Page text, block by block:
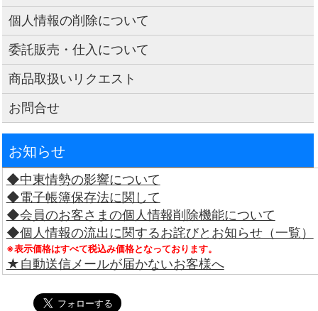
個人情報の削除について
委託販売・仕入について
商品取扱いリクエスト
お問合せ
お知らせ
◆中東情勢の影響について
◆電子帳簿保存法に関して
◆会員のお客さまの個人情報削除機能について
◆個人情報の流出に関するお詫びとお知らせ（一覧）
※表示価格はすべて税込み価格となっております。
★自動送信メールが届かないお客様へ